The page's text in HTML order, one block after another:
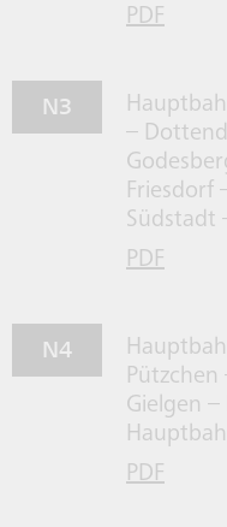
PDFfür
N3
–
Friesdorf
Südstadt
PDFfür
N4
Gielgen
PDFfür